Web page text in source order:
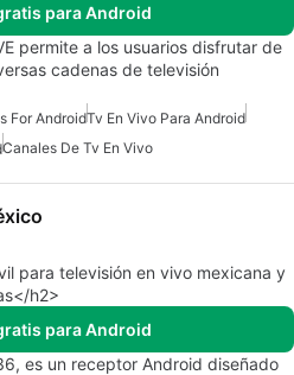
para Android
permite a los usuarios disfrutar de
cadenas de televisión
For AndroidTv En Vivo Para Android
Canales De Tv En Vivo
para televisión en vivo mexicana y
h2>
para Android
es un receptor Android diseñado